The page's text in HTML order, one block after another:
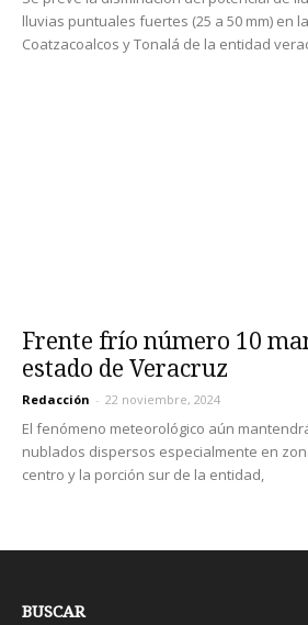
lluvias puntuales fuertes (25 a 50 mm) en
Coatzacoalcos y Tonalá de la entidad
Frente frío número 10
estado de Veracruz
Redacción - 22 noviembre, 2024
El fenómeno meteorológico aún
nublados dispersos especialmente en
centro y la porción sur de la entidad,
BUSCAR